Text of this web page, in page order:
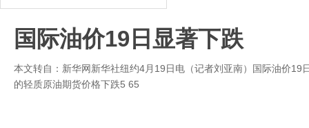
国际油价19日显著下跌
本文转自：新华网新华社纽约4月19日电（记者刘亚南）国际油价
的轻质原油期货价格下跌5 65